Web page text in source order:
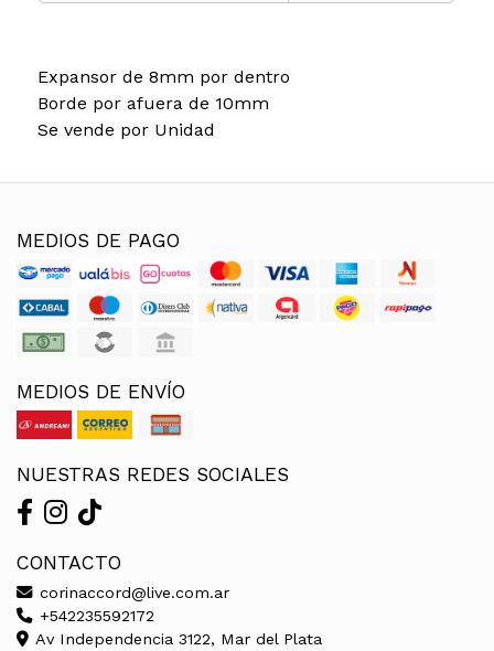
Expansor de 8mm por dentro
Borde por afuera de 10mm
Se vende por Unidad
MEDIOS DE PAGO
MEDIOS DE ENVÍO
NUESTRAS REDES SOCIALES
CONTACTO
corinaccord@live.com.ar
+542235592172
Av Independencia 3122, Mar del Plata